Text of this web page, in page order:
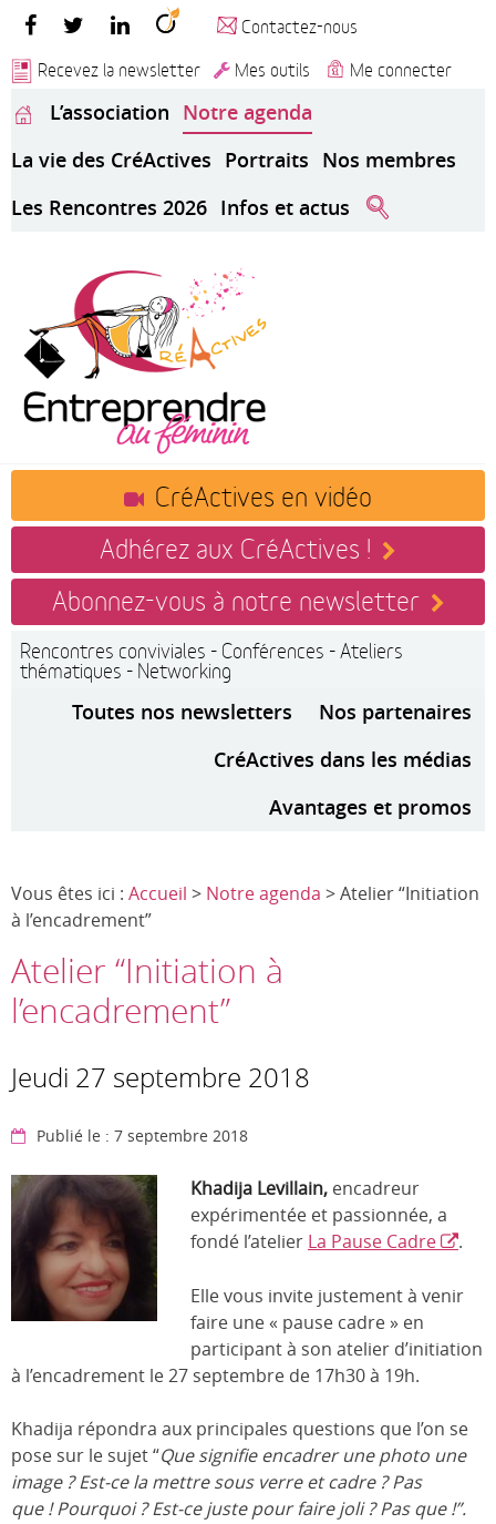
Contactez-nous
Recevez la newsletter
Mes outils Me connecter
L’association Notre agenda
La vie des CréActives Portraits Nos membres
Les Rencontres 2026 Infos et actus
CréActives en vidéo
Adhérez aux CréActives !
Abonnez-vous à notre newsletter
Rencontres conviviales - Conférences - Ateliers
thématiques - Networking
Toutes nos newsletters
Nos partenaires
CréActives dans les médias
Avantages et promos
Vous êtes ici : Accueil > Notre agenda > Atelier “Initiation
à l’encadrement”
Atelier “Initiation à
l’encadrement”
Jeudi 27 septembre 2018
Publié le : 7 septembre 2018
Khadija Levillain, encadreur
expérimentée et passionnée, a
fondé l’atelier La Pause Cadre .
Elle vous invite justement à venir
faire une « pause cadre » en
participant à son atelier d’initiation
à l’encadrement le 27 septembre de 17h30 à 19h.
Khadija répondra aux principales questions que l’on se
pose sur le sujet “Que signifie encadrer une photo une
image ? Est-ce la mettre sous verre et cadre ? Pas
que ! Pourquoi ? Est-ce juste pour faire joli ? Pas que !”.